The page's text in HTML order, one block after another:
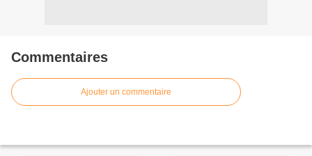
Commentaires
Ajouter un commentaire